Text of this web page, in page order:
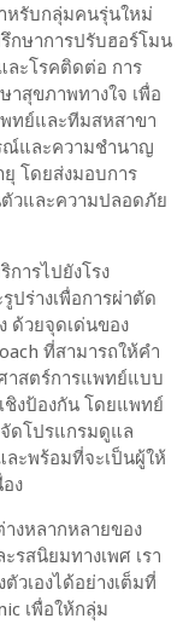
หรับกลุ่มคนรุ่นใหม่
กษาการปรับฮอร์โมน
ละโรคติดต่อ การ
สุขภาพทางใจ เพื่อ
ทย์และทีมสหสาขา
ณ์และความชำนาญ
ยุ โดยส่งมอบการ
ตัวและความปลอดภัย
การไปยังโรง
ปร่างเพื่อการผ่าตัด
ด้วยจุดเด่นของ
ที่สามารถให้คำ
าสตร์การแพทย์แบบ
ชิงป้องกัน โดยแพทย์
ดโปรแกรมดูแล
ะพร้อมที่จะเป็นผู้ให้
ง
างหลากหลายของ
สนิยมทางเพศ เรา
วเองได้อย่างเต็มที่
เพื่อให้กลุ่ม